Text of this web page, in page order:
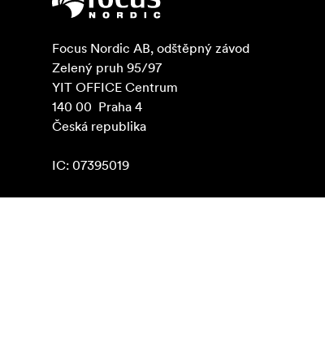
Focus Nordic AB, odštěpný závod
Zelený pruh 95/97
YIT OFFICE Centrum
140 00  Praha 4
Česká republika
IC: 07395019